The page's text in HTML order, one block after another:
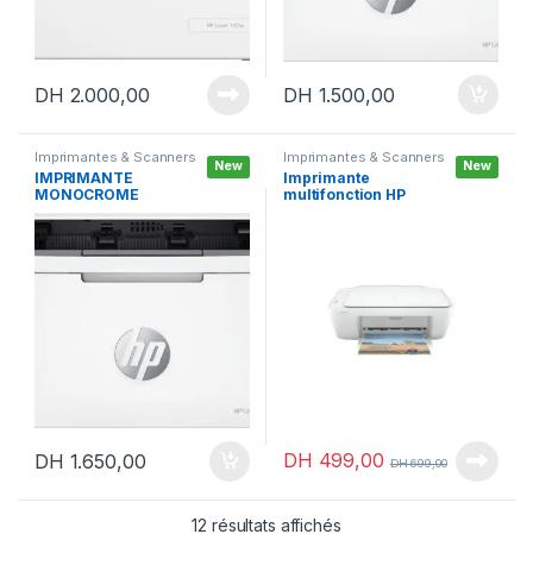
DH 2.000,00 DH 1.500,00
New
Imprimantes & Scanners
IMPRIMANTE
MONOCROME
LASERJET HP M111W
DH 1.650,00
New
Imprimantes & Scanners
Imprimante
multifonction HP
DH 499,00 DH699,00
12 résultats affichés